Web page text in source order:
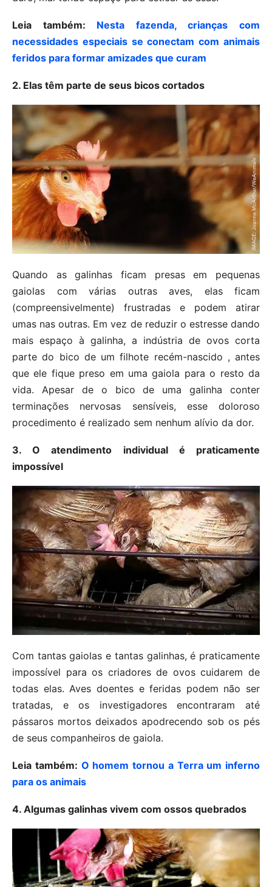
Leia também: Nesta fazenda, crianças com
necessidades especiais se conectam com animais
feridos para formar amizades que curam
2. Elas têm parte de seus bicos cortados
Quando as galinhas ficam presas em pequenas
gaiolas com várias outras aves, elas ficam
(compreensivelmente) frustradas e podem atirar
umas nas outras. Em vez de reduzir o estresse dando
mais espaço à galinha, a indústria de ovos corta
parte do bico de um filhote recém-nascido , antes
que ele fique preso em uma gaiola para o resto da
vida. Apesar de o bico de uma galinha conter
terminações nervosas sensíveis, esse doloroso
procedimento é realizado sem nenhum alívio da dor.
3. O atendimento individual é praticamente
impossível
Com tantas gaiolas e tantas galinhas, é praticamente
impossível para os criadores de ovos cuidarem de
todas elas. Aves doentes e feridas podem não ser
tratadas, e os investigadores encontraram até
pássaros mortos deixados apodrecendo sob os pés
de seus companheiros de gaiola.
Leia também: O homem tornou a Terra um inferno
para os animais
4. Algumas galinhas vivem com ossos quebrados